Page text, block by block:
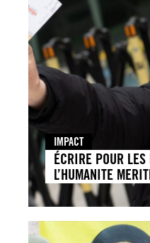
IMPACT
ÉCRIRE POUR
L’HUMANITE